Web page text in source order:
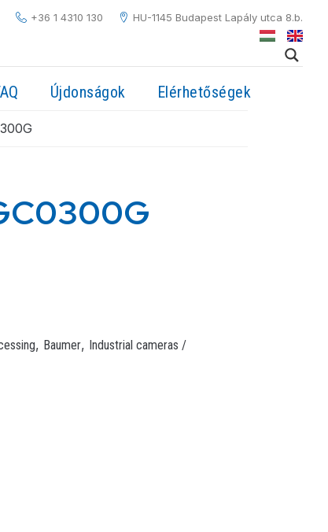
+36 1 4310 130 HU-1145 Budapest Lapály utca 8.b.
Újdonságok Elérhetőségek
, Baumer, Industrial cameras /